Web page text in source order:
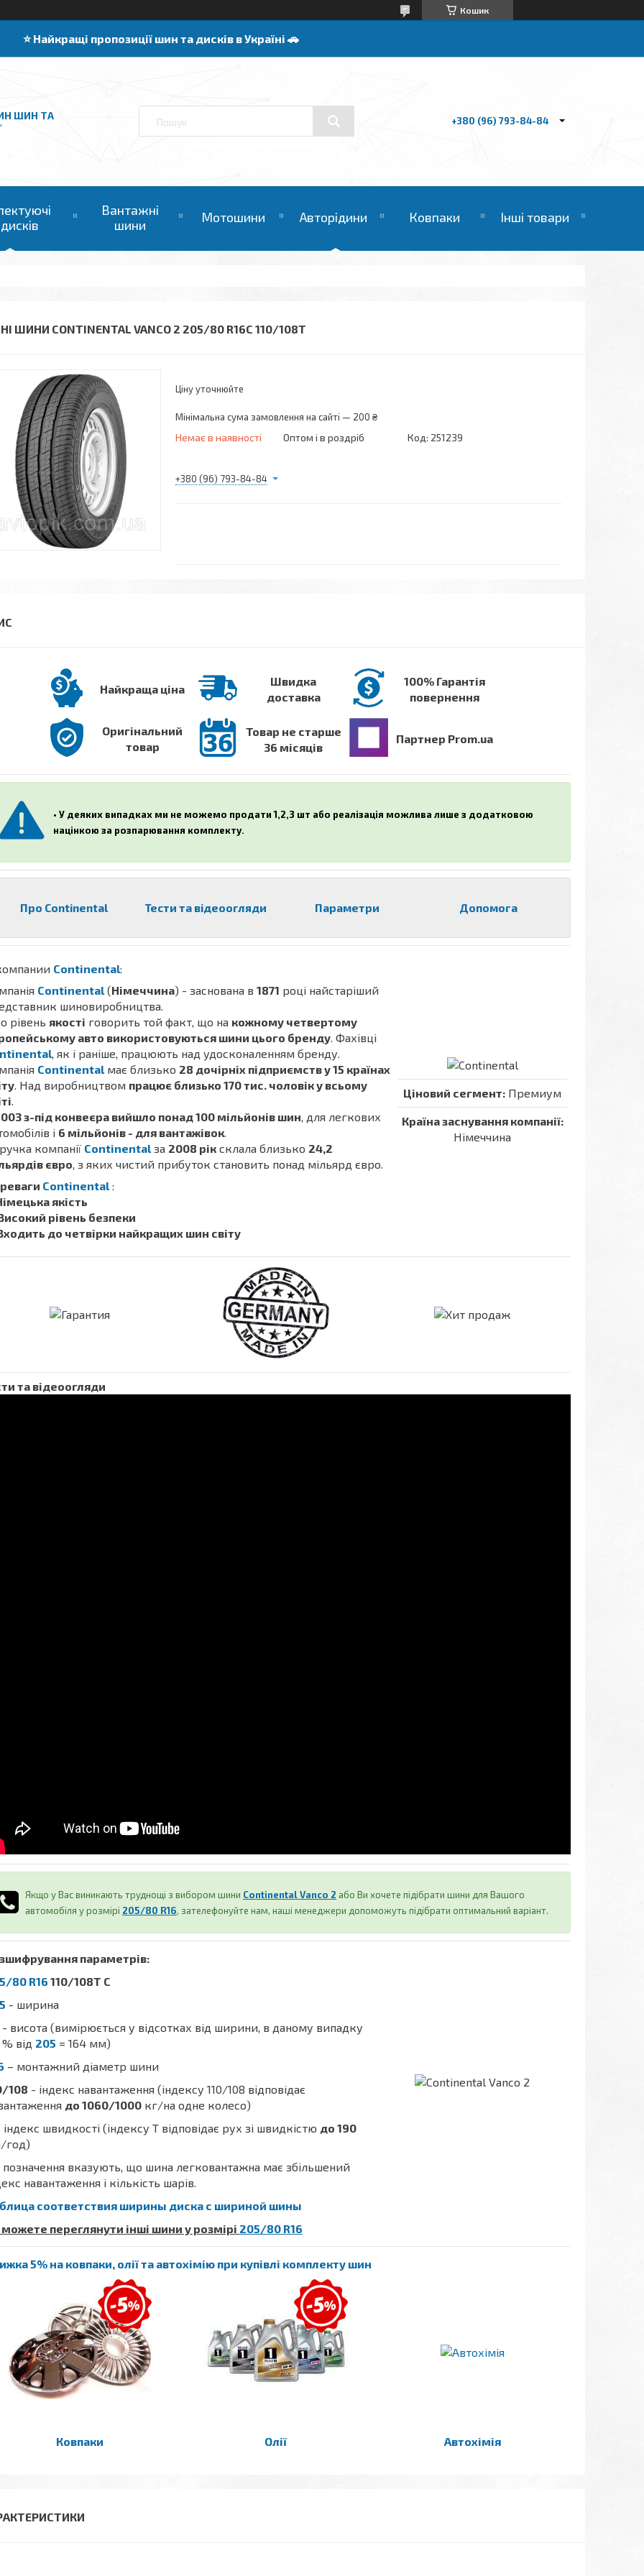
Кошик
⭐️ Найкращі пропозиції шин та дисків в Україні 🚗
ШИН ТА
+380 (96) 793-84-84
Вантажні
шини
Мотошини Авторідини Ковпаки Інші товари
ШИНИ CONTINENTAL VANCO 2 205/80 R16C 110/108T
Ціну уточнюйте
Мінімальна сума замовлення на сайті — 200 ₴
Немає в наявності Оптом і в роздріб Код: 251239
+380 (96) 793-84-84
Найкраща ціна
Швидка
доставка
100% Гарантія
повернення
Оригінальний
товар
Товар не старше
36 місяців
Партнер Prom.ua
• У деяких випадках ми не можемо продати 1,2,3 шт або реалізація можлива лише з додатковою
націнкою за розпарювання комплекту.
Про Continental Тести та відеоогляди Параметри Допомога
Continental:
Continental(Німеччина) - заснована в 1871 році найстаріший
шиновиробництва.
рівень якості говорить той факт, що на кожному четвертому
авто використовуються шини цього бренду. Фахівці
, як і раніше, працюють над удосконаленням бренду.
Continentalмає близько 28 дочірніх підприємств у 15 країнах
. Над виробництвом працює близько 170 тис. чоловік у всьому
.
з-під конвеєра вийшло понад 100 мільйонів шин, для легкових
і 6 мільйонів - для вантажівок.
компанії Continentalза 2008 рік склала близько 24,2
євро, з яких чистий прибуток становить понад мільярд євро.
Continental:
якість
рівень безпеки
до четвірки найкращих шин світу
Ціновий сегмент: Премиум
Країна заснування компанії:
Німеччина
та відеоогляди
Якщо у Вас виникають труднощі з вибором шини Continental Vanco 2 або Ви хочете підібрати шини для Вашого
автомобіля у розмірі 205/80 R16, зателефонуйте нам, наші менеджери допоможуть підібрати оптимальний варіант.
параметрів:
80 R16 110/108T C
- ширина
- висота (вимірюється у відсотках від ширини, в даному випадку
% від 205 = 164 мм)
– монтажний діаметр шини
108 - індекс навантаження (індексу 110/108 відповідає
до 1060/1000 кг/на одне колесо)
швидкості (індексу T відповідає рух зі швидкістю до 190
год)
вказують, що шина легковантажна має збільшений
навантаження і кількість шарів.
соответствия ширины диска с шириной шины
переглянути інші шини у розмірі 205/80 R16
5% на ковпаки, олії та автохімію при купівлі комплекту шин
Ковпаки Олії Автохімія